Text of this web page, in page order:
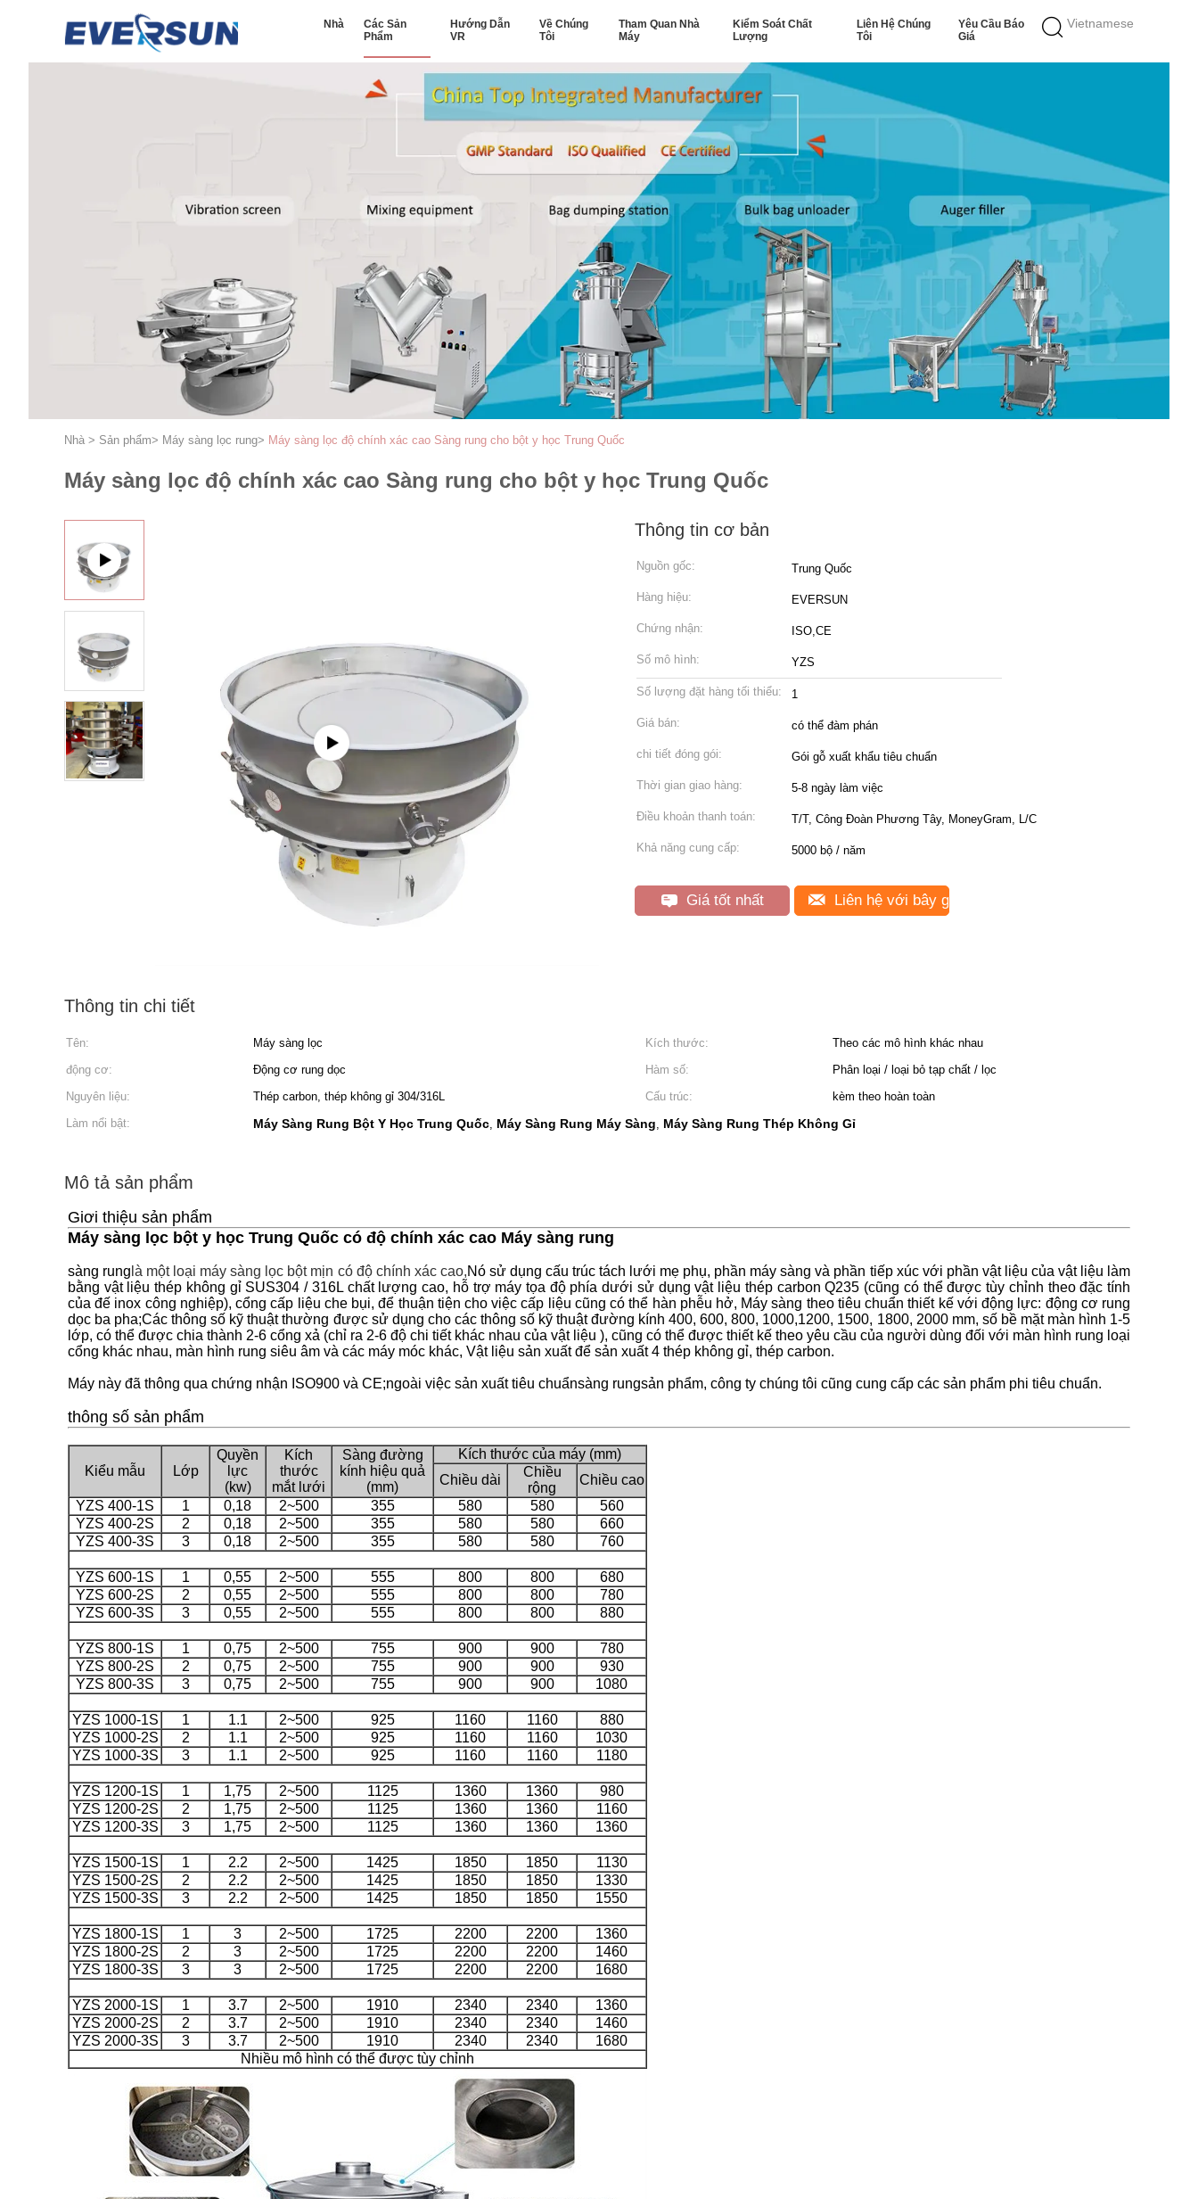
Vietnamese
Nhà
Các Sản
Phẩm
Hướng Dẫn
VR
Về Chúng
Tôi
Tham Quan Nhà
Máy
Kiểm Soát Chất
Lượng
Liên Hệ Chúng
Tôi
Yêu Cầu Báo
Giá
Nhà > Sản phẩm> Máy sàng lọc rung> Máy sàng lọc độ chính xác cao Sàng rung cho bột y học Trung Quốc
Máy sàng lọc độ chính xác cao Sàng rung cho bột y học Trung Quốc
Thông tin cơ bản
Nguồn gốc: Trung Quốc
Hàng hiệu: EVERSUN
Chứng nhận: ISO,CE
Số mô hình: YZS
Số lượng đặt hàng tối thiểu: 1
Giá bán: có thể đàm phán
chi tiết đóng gói: Gói gỗ xuất khẩu tiêu chuẩn
Thời gian giao hàng: 5-8 ngày làm việc
Điều khoản thanh toán: T/T, Công Đoàn Phương Tây, MoneyGram, L/C
Khả năng cung cấp: 5000 bộ / năm
Giá tốt nhất Liên hệ với bây giờ
Thông tin chi tiết
Tên: Máy sàng lọc Kích thước:
Theo các mô hình khác nhau
động cơ:
Động cơ rung dọc Hàm số:
Phân loại / loại bỏ tạp chất / lọc
Nguyên liệu:
Thép carbon, thép không gỉ 304/316L Cấu trúc:
kèm theo hoàn toàn
Làm nổi bật:
Máy Sàng Rung Bột Y Học Trung Quốc, Máy Sàng Rung Máy Sàng, Máy Sàng Rung Thép Không Gỉ
Mô tả sản phẩm
Giơi thiệu sản phẩm
Máy sàng lọc bột y học Trung Quốc có độ chính xác cao Máy sàng rung
sàng rung là một loại máy sàng lọc bột mịn có độ chính xác cao,Nó sử dụng cấu trúc tách lưới mẹ phụ, phần máy sàng và phần tiếp xúc với phần vật liệu của vật liệu làm
bằng vật liệu thép không gỉ SUS304 / 316L chất lượng cao, hỗ trợ máy tọa độ phía dưới sử dụng vật liệu thép carbon Q235 (cũng có thể được tùy chỉnh theo đặc tính
của đế inox công nghiệp), cổng cấp liệu che bụi, để thuận tiện cho việc cấp liệu cũng có thể hàn phễu hở, Máy sàng theo tiêu chuẩn thiết kế với động lực: động cơ rung
dọc ba pha;Các thông số kỹ thuật thường được sử dụng cho các thông số kỹ thuật đường kính 400, 600, 800, 1000,1200, 1500, 1800, 2000 mm, số bề mặt màn hình 1-5
lớp, có thể được chia thành 2-6 cổng xả (chỉ ra 2-6 độ chi tiết khác nhau của vật liệu ), cũng có thể được thiết kế theo yêu cầu của người dùng đối với màn hình rung loại
cổng khác nhau, màn hình rung siêu âm và các máy móc khác, Vật liệu sản xuất để sản xuất 4 thép không gỉ, thép carbon.
Máy này đã thông qua chứng nhận ISO900 và CE;ngoài việc sản xuất tiêu chuẩnsàng rungsản phẩm, công ty chúng tôi cũng cung cấp các sản phẩm phi tiêu chuẩn.
thông số sản phẩm
Kiểu mẫu Lớp
Quyền
lực
(kw)
Kích
thước
mắt lưới
Sàng đường
kính hiệu quả
(mm)
Kích thước của máy (mm)
Chiều dài
Chiều
rộng
Chiều cao
YZS 400-1S
1 0,18 2~500 355 580 580
560
YZS 400-2S
2 0,18 2~500 355 580 580
660
YZS 400-3S
3 0,18 2~500 355 580 580 760
YZS 600-1S 1 0,55 2~500 555 800 800
680
YZS 600-2S
2 0,55 2~500 555 800 800
780
YZS 600-3S
3 0,55 2~500 555 800 800 880
YZS 800-1S 1 0,75 2~500 755 900 900
780
YZS 800-2S
2 0,75 2~500 755 900 900
930
YZS 800-3S
3 0,75 2~500 755 900 900 1080
YZS 1000-1S 1 1.1 2~500 925 1160 1160
880
YZS 1000-2S
2 1.1 2~500 925 1160 1160
1030
YZS 1000-3S
3 1.1 2~500 925 1160 1160 1180
YZS 1200-1S 1 1,75 2~500 1125 1360 1360
980
YZS 1200-2S
2 1,75 2~500 1125 1360 1360
1160
YZS 1200-3S
3 1,75 2~500 1125 1360 1360 1360
YZS 1500-1S 1 2.2 2~500 1425 1850 1850
1130
YZS 1500-2S
2 2.2 2~500 1425 1850 1850
1330
YZS 1500-3S
3 2.2 2~500 1425 1850 1850 1550
YZS 1800-1S 1 3 2~500 1725 2200 2200
1360
YZS 1800-2S
2 3 2~500 1725 2200 2200
1460
YZS 1800-3S
3 3 2~500 1725 2200 2200 1680
YZS 2000-1S 1 3.7 2~500 1910 2340 2340
1360
YZS 2000-2S
2 3.7 2~500 1910 2340 2340
1460
YZS 2000-3S
3 3.7 2~500 1910 2340 2340
1680
Nhiều mô hình có thể được tùy chỉnh